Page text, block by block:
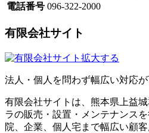
電話番号 096-322-2000
有限会社サイト
拡大する
法人・個人を問わず幅広い対応
有限会社サイトは、熊本県上益
ラの販売・設置・メンテナンス
院、企業、個人宅まで幅広い顧